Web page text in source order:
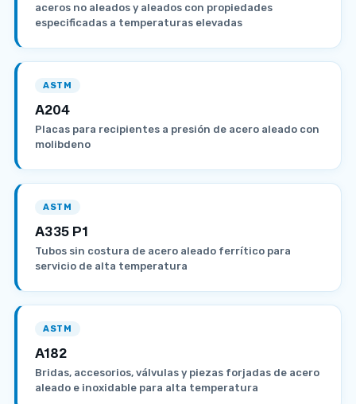
aceros no aleados y aleados con propiedades
especificadas a temperaturas elevadas
ASTM
A204
Placas para recipientes a presión de acero aleado con
molibdeno
ASTM
A335 P1
Tubos sin costura de acero aleado ferrítico para
servicio de alta temperatura
ASTM
A182
Bridas, accesorios, válvulas y piezas forjadas de acero
aleado e inoxidable para alta temperatura